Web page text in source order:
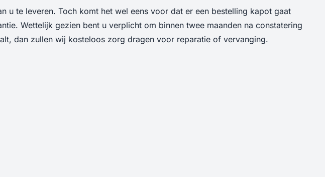
te leveren. Toch komt het wel eens voor dat er een bestelling kapot gaat
Wettelijk gezien bent u verplicht om binnen twee maanden na constatering
dan zullen wij kosteloos zorg dragen voor reparatie of vervanging.